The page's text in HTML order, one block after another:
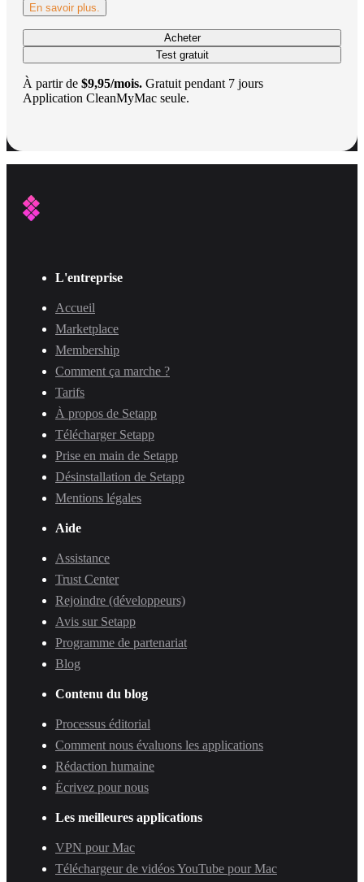
En savoir plus.
Acheter
Test gratuit
À partir de $9,95/mois. Gratuit pendant 7 jours
Application CleanMyMac seule.
L'entreprise
Accueil
Marketplace
Membership
Comment ça marche ?
Tarifs
À propos de Setapp
Télécharger Setapp
Prise en main de Setapp
Désinstallation de Setapp
Mentions légales
Aide
Assistance
Trust Center
Rejoindre (développeurs)
Avis sur Setapp
Programme de partenariat
Blog
Contenu du blog
Processus éditorial
Comment nous évaluons les applications
Rédaction humaine
Écrivez pour nous
Les meilleures applications
VPN pour Mac
Téléchargeur de vidéos YouTube pour Mac